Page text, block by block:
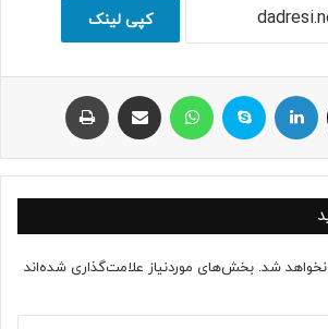
کپی لینک
ایکس لینکداین اسکایپ واتس آپ اشتراک با ایمیل
شد. بخش‌های موردنیاز علامت‌گذاری شده‌اند